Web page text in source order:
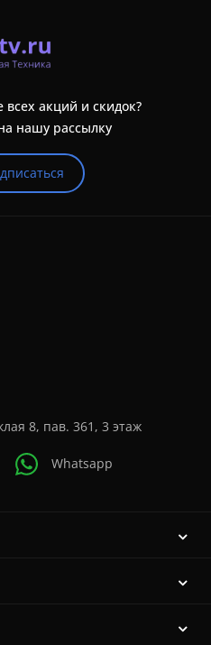
всех акций и скидок?
нашу рассылку
8, пав. 361, 3 этаж
Whatsapp